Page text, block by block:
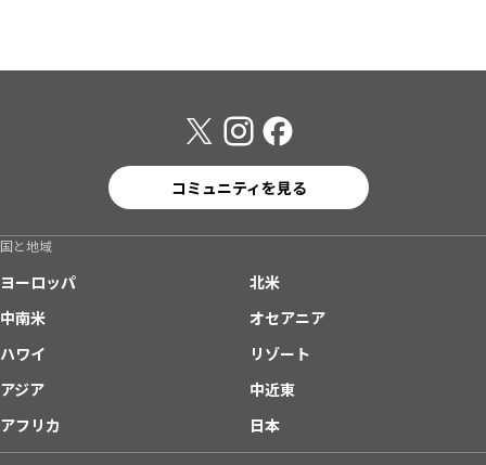
コミュニティを見る
国と地域
ヨーロッパ
北米
中南米
オセアニア
ハワイ
リゾート
アジア
中近東
アフリカ
日本